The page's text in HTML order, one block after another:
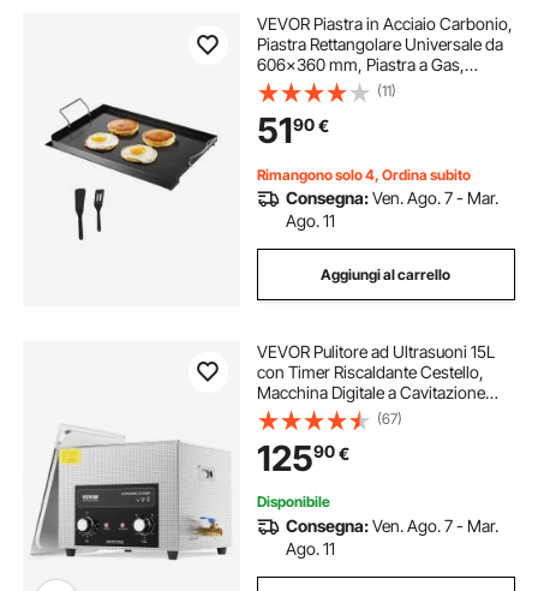
VEVOR Piastra in Acciaio Carbonio,
Piastra Rettangolare Universale da
606x360 mm, Piastra a Gas,
Pentole da Fornello Portatili per
Famiglie con Manico, per
Campeggio Festa Eventi da Esterno
(11)
5190€
Rimangono solo 4, Ordina subito
Consegna:Ven. Ago. 7 - Mar.
Ago. 11
Aggiungi al carrello
VEVOR Pulitore ad Ultrasuoni 15L
con Timer Riscaldante Cestello,
Macchina Digitale a Cavitazione
Sonica, Pulitrice Ultrasuoni 360 W
per Strumenti di Orologi, Occhiali,
Monete, Utensili Metallici
(67)
12590€
Disponibile
Consegna:Ven. Ago. 7 - Mar.
Ago. 11